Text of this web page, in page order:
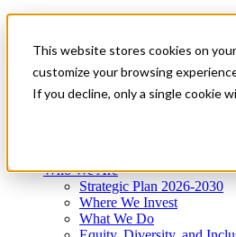
This website stores cookies on
customize your browsing
If you decline, only a single cookie
News & Events
Get Started
Menu
Who We Are
Strategic Plan 2026-2030
Where We Invest
What We Do